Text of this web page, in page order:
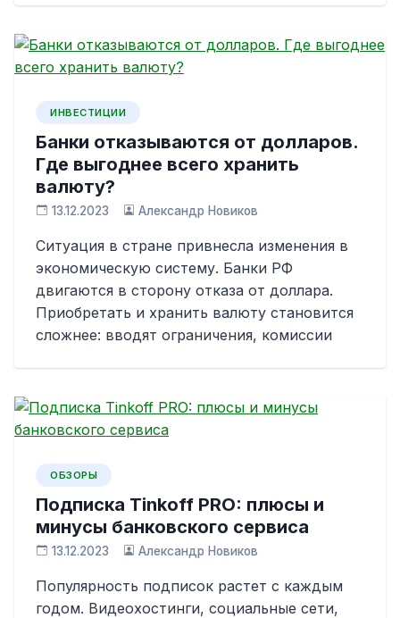
ИНВЕСТИЦИИ
Банки отказываются от долларов.
Где выгоднее всего хранить
валюту?
13.12.2023 Александр Новиков
Ситуация в стране привнесла изменения в
экономическую систему. Банки РФ
двигаются в сторону отказа от доллара.
Приобретать и хранить валюту становится
сложнее: вводят ограничения, комиссии
ОБЗОРЫ
Подписка Tinkoff PRO: плюсы и
минусы банковского сервиса
13.12.2023 Александр Новиков
Популярность подписок растет с каждым
годом. Видеохостинги, социальные сети,